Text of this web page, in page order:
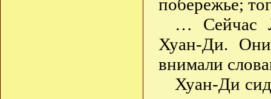
побережье;
… Сейчас
Хуан-Ди.
внимали
Хуан-Ди